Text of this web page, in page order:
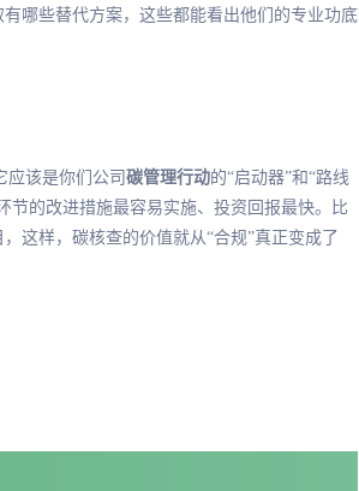
哪些替代方案，这些都能看出他们的专业功底
应该是你们公司 碳管理行动的“启动器”和“路线
节的改进措施最容易实施、投资回报最快。比
这样，碳核查的价值就从“合规”真正变成了